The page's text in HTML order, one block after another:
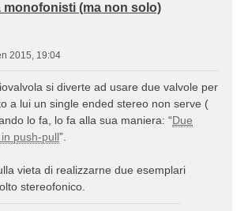
monofonisti (ma non solo)
2015, 19:04
si diverte ad usare due valvole per
a lui un single ended stereo non serve (
lo fa, lo fa alla sua maniera: “Due
push-pull”.
vieta di realizzarne due esemplari
stereofonico.